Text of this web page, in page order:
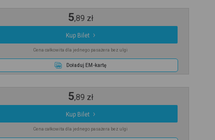
5,89 zł
Kup Bilet
Cena całkowita dla jednego pasażera bez ulgi
Doładuj EM-kartę
5,89 zł
Kup Bilet
Cena całkowita dla jednego pasażera bez ulgi